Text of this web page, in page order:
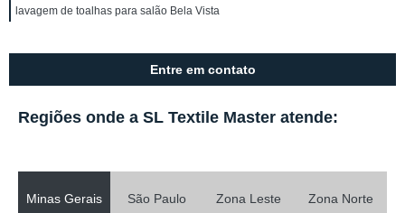
lavagem de toalhas para salão Bela Vista
Entre em contato
Regiões onde a SL Textile Master atende:
Minas Gerais São Paulo Zona Leste Zona Norte